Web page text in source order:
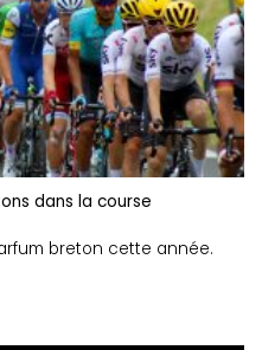
dans la course
breton cette année.